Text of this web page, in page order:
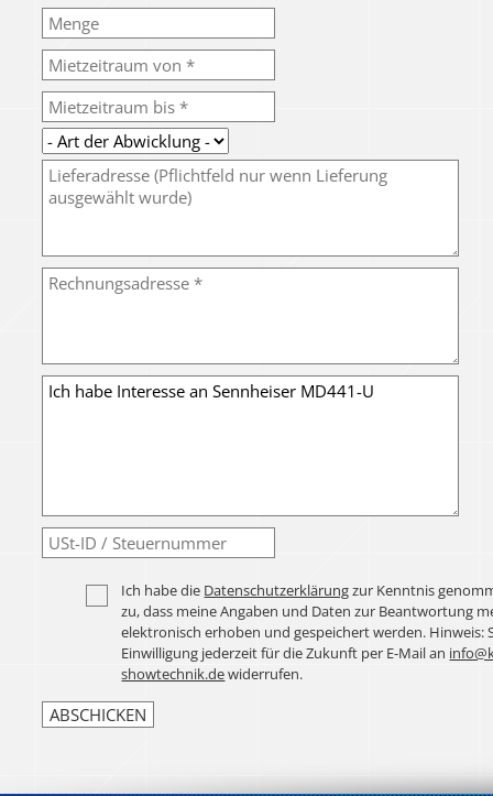
Ich habe die Datenschutzerklärungzur Kenntnis
zu, dass meine Angaben und Daten zur Beantwortung
elektronisch erhoben und gespeichert werden. Hinweis:
Einwilligung jederzeit für die Zukunft per E-Mail an
showtechnik.dewiderrufen.